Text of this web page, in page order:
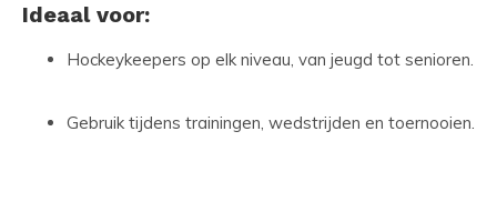
Ideaal voor:
Hockeykeepers op elk niveau, van jeugd tot senioren.
Gebruik tijdens trainingen, wedstrijden en toernooien.